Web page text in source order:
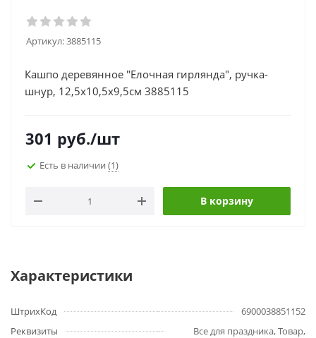
Артикул:3885115
Кашпо деревянное "Елочная гирлянда", ручка-
шнур, 12,5х10,5х9,5см 3885115
301 руб./шт
Есть в наличии (1)
В корзину
Характеристики
ШтрихКод
6900038851152
Реквизиты
Все для праздника, Товар,